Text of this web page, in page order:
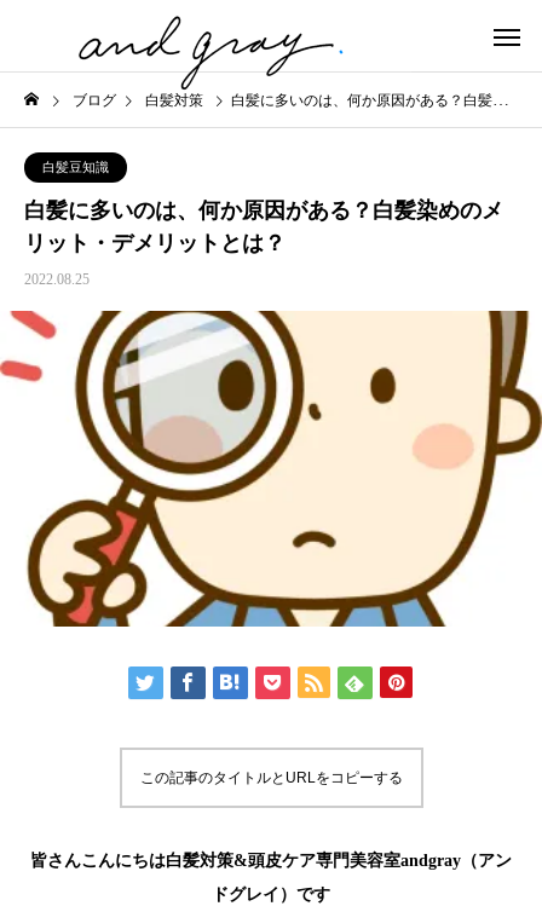
ブログ 白髪対策 白髪に多いのは、何か原因がある？白髪染めのメリット・デメリットとは？
白髪豆知識
白髪に多いのは、何か原因がある？白髪染めのメ
リット・デメリットとは？
2022.08.25
この記事のタイトルとURLをコピーする
皆さんこんにちは白髪対策&頭皮ケア専門美容室andgray（アン
ドグレイ）です